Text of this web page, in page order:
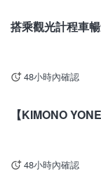
搭乘觀光計程車
48小時內確認
【KIMONO
48小時內確認